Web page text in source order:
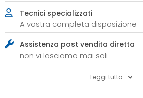
Tecnici specializzati
A vostra completa disposizione
Assistenza post vendita diretta
non vi lasciamo mai soli
Leggi tutto